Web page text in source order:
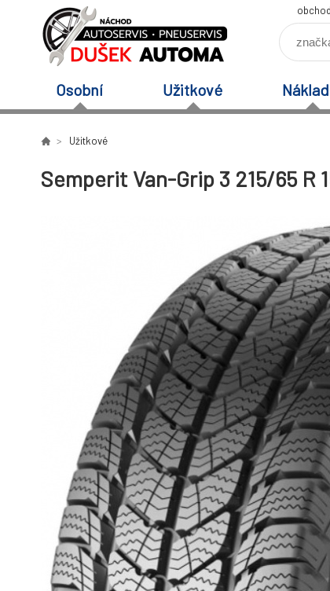
Osobní Užitkové
Užitkové
Semperit Van-Grip 3 215/65 R